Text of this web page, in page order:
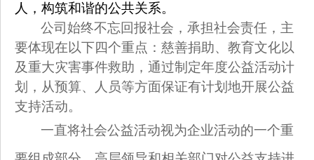
人，构筑和谐的公共关系。
公司始终不忘回报社会，承担社会责任，主
要体现在以下四个重点：慈善捐助、教育文化以
及重大灾害事件救助，通过制定年度公益活动计
划，从预算、人员等方面保证有计划地开展公益
支持活动。
一直将社会公益活动视为企业活动的一个重